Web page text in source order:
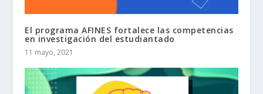
El programa AFINES fortalece las competencias
en investigación del estudiantado
11 mayo, 2021